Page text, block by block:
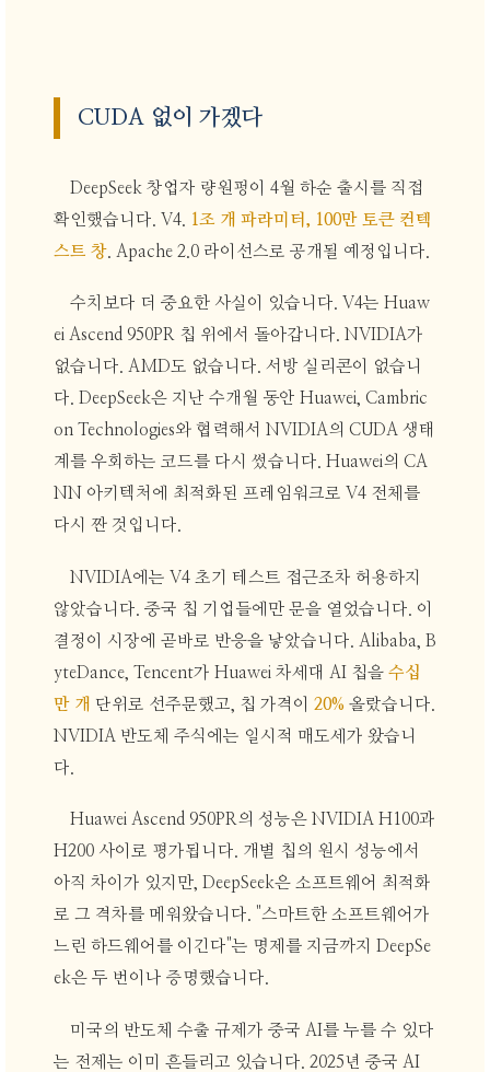
CUDA 없이 가겠다
DeepSeek 창업자 량원펑이 4월 하순 출시를 직접
확인했습니다. V4. 1조 개 파라미터, 100만 토큰 컨텍
스트 창. Apache 2.0 라이선스로 공개될 예정입니다.
수치보다 더 중요한 사실이 있습니다. V4는 Huaw
ei Ascend 950PR 칩 위에서 돌아갑니다. NVIDIA가
없습니다. AMD도 없습니다. 서방 실리콘이 없습니
다. DeepSeek은 지난 수개월 동안 Huawei, Cambric
on Technologies와 협력해서 NVIDIA의 CUDA 생태
계를 우회하는 코드를 다시 썼습니다. Huawei의 CA
NN 아키텍처에 최적화된 프레임워크로 V4 전체를
다시 짠 것입니다.
NVIDIA에는 V4 초기 테스트 접근조차 허용하지
않았습니다. 중국 칩 기업들에만 문을 열었습니다. 이
결정이 시장에 곧바로 반응을 낳았습니다. Alibaba, B
yteDance, Tencent가 Huawei 차세대 AI 칩을 수십
만 개 단위로 선주문했고, 칩 가격이 20% 올랐습니다.
NVIDIA 반도체 주식에는 일시적 매도세가 왔습니
다.
Huawei Ascend 950PR의 성능은 NVIDIA H100과
H200 사이로 평가됩니다. 개별 칩의 원시 성능에서
아직 차이가 있지만, DeepSeek은 소프트웨어 최적화
로 그 격차를 메워왔습니다. "스마트한 소프트웨어가
느린 하드웨어를 이긴다"는 명제를 지금까지 DeepSe
ek은 두 번이나 증명했습니다.
미국의 반도체 수출 규제가 중국 AI를 누를 수 있다
는 전제는 이미 흔들리고 있습니다. 2025년 중국 AI